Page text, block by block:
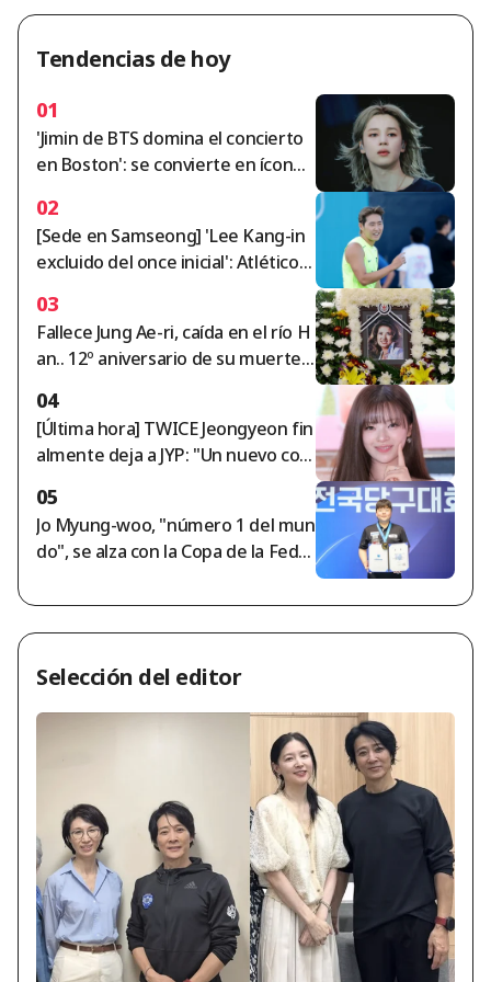
Tendencias de hoy
01
'Jimin de BTS domina el concierto
en Boston': se convierte en ícono
fans estadounidenses
02
[Sede en Samseong] 'Lee Kang-in
excluido del once inicial': Atlético d
n sus alineaciones titulares
03
Fallece Jung Ae-ri, caída en el río H
an.. 12º aniversario de su muerte
04
[Última hora] TWICE Jeongyeon fin
almente deja a JYP: "Un nuevo co
scrita
05
Jo Myung-woo, "número 1 del mun
do", se alza con la Copa de la Fede
la categoría femenina, Heo Chae-
won vence a Park Se-jeong, quien l
va.
Selección del editor